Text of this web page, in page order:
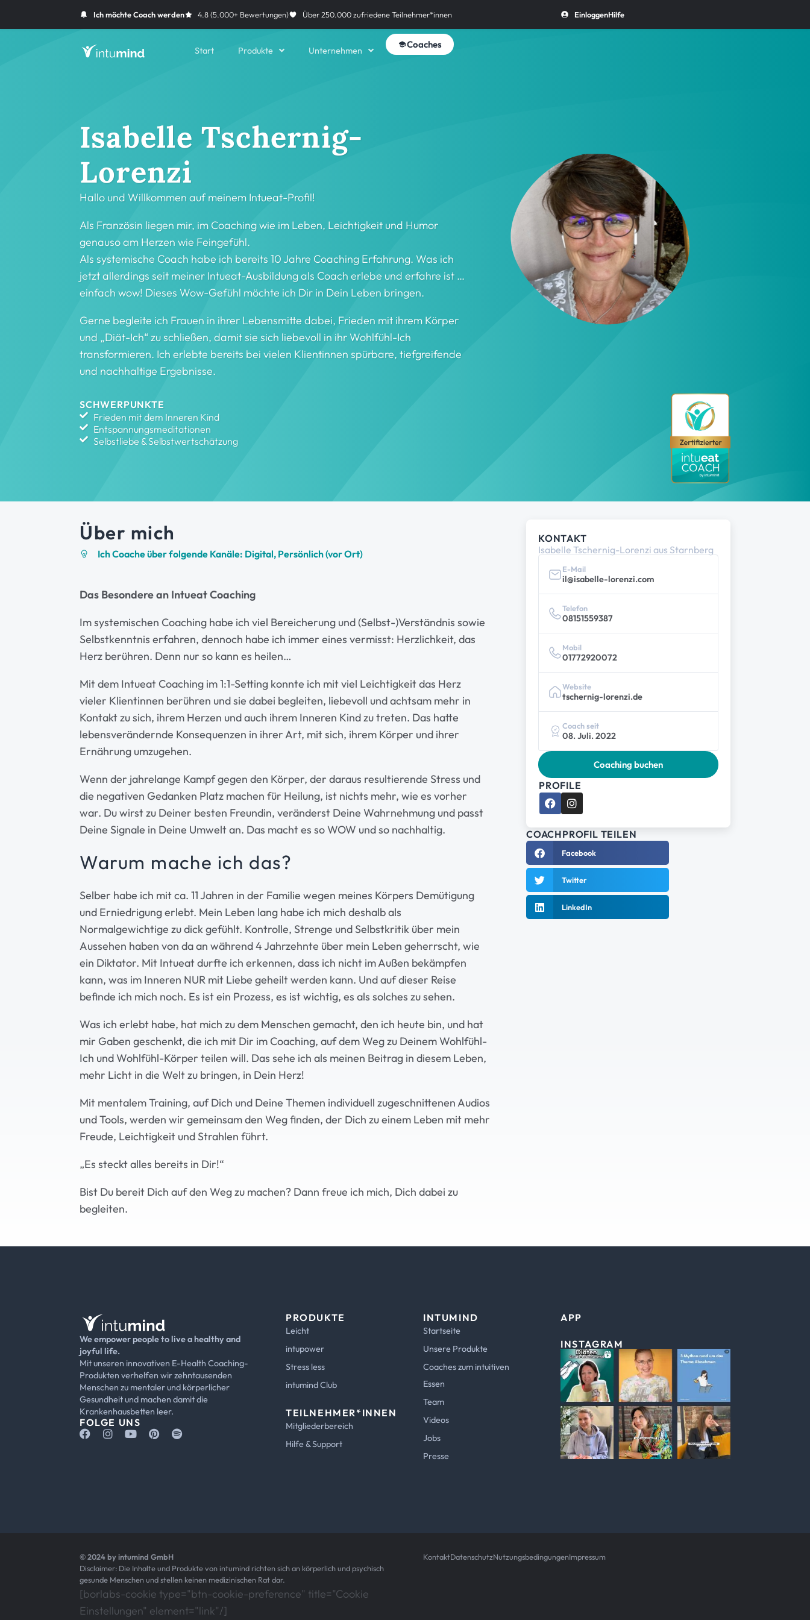
Ich möchte Coach werden 4.8 (5.000+ Bewertungen) Über 250.000 zufriedene Teilnehmer*innen EinloggenHilfe
Start Produkte Unternehmen
Coaches
Isabelle Tschernig-
Lorenzi
Hallo und Willkommen auf meinem Intueat-Profil!
Als Französin liegen mir, im Coaching wie im Leben, Leichtigkeit und Humor
genauso am Herzen wie Feingefühl.
Als systemische Coach habe ich bereits 10 Jahre Coaching Erfahrung. Was ich
jetzt allerdings seit meiner Intueat-Ausbildung als Coach erlebe und erfahre ist …
einfach wow! Dieses Wow-Gefühl möchte ich Dir in Dein Leben bringen.
Gerne begleite ich Frauen in ihrer Lebensmitte dabei, Frieden mit ihrem Körper
und „Diät-Ich“ zu schließen, damit sie sich liebevoll in ihr Wohlfühl-Ich
transformieren. Ich erlebte bereits bei vielen Klientinnen spürbare, tiefgreifende
und nachhaltige Ergebnisse.
SCHWERPUNKTE
Frieden mit dem Inneren Kind
Entspannungsmeditationen
Selbstliebe & Selbstwertschätzung
Über mich
Ich Coache über folgende Kanäle: Digital, Persönlich (vor Ort)
Das Besondere an Intueat Coaching
Im systemischen Coaching habe ich viel Bereicherung und (Selbst-)Verständnis sowie
Selbstkenntnis erfahren, dennoch habe ich immer eines vermisst: Herzlichkeit, das
Herz berühren. Denn nur so kann es heilen…
Mit dem Intueat Coaching im 1:1-Setting konnte ich mit viel Leichtigkeit das Herz
vieler Klientinnen berühren und sie dabei begleiten, liebevoll und achtsam mehr in
Kontakt zu sich, ihrem Herzen und auch ihrem Inneren Kind zu treten. Das hatte
lebensverändernde Konsequenzen in ihrer Art, mit sich, ihrem Körper und ihrer
Ernährung umzugehen.
Wenn der jahrelange Kampf gegen den Körper, der daraus resultierende Stress und
die negativen Gedanken Platz machen für Heilung, ist nichts mehr, wie es vorher
war. Du wirst zu Deiner besten Freundin, veränderst Deine Wahrnehmung und passt
Deine Signale in Deine Umwelt an. Das macht es so WOW und so nachhaltig.
Warum mache ich das?
Selber habe ich mit ca. 11 Jahren in der Familie wegen meines Körpers Demütigung
und Erniedrigung erlebt. Mein Leben lang habe ich mich deshalb als
Normalgewichtige zu dick gefühlt. Kontrolle, Strenge und Selbstkritik über mein
Aussehen haben von da an während 4 Jahrzehnte über mein Leben geherrscht, wie
ein Diktator. Mit Intueat durfte ich erkennen, dass ich nicht im Außen bekämpfen
kann, was im Inneren NUR mit Liebe geheilt werden kann. Und auf dieser Reise
befinde ich mich noch. Es ist ein Prozess, es ist wichtig, es als solches zu sehen.
Was ich erlebt habe, hat mich zu dem Menschen gemacht, den ich heute bin, und hat
mir Gaben geschenkt, die ich mit Dir im Coaching, auf dem Weg zu Deinem Wohlfühl-
Ich und Wohlfühl-Körper teilen will. Das sehe ich als meinen Beitrag in diesem Leben,
mehr Licht in die Welt zu bringen, in Dein Herz!
Mit mentalem Training, auf Dich und Deine Themen individuell zugeschnittenen Audios
und Tools, werden wir gemeinsam den Weg finden, der Dich zu einem Leben mit mehr
Freude, Leichtigkeit und Strahlen führt.
„Es steckt alles bereits in Dir!“
Bist Du bereit Dich auf den Weg zu machen? Dann freue ich mich, Dich dabei zu
begleiten.
KONTAKT
Isabelle Tschernig-Lorenzi aus Starnberg
E-Mail
il@isabelle-lorenzi.com
Telefon
08151559387
Mobil
01772920072
Website
tschernig-lorenzi.de
Coach seit
08. Juli. 2022
Coaching buchen
PROFILE
COACHPROFIL TEILEN
Facebook
Twitter
LinkedIn
We empower people to live a healthy and
joyful life.
Mit unseren innovativen E-Health Coaching-
Produkten verhelfen wir zehntausenden
Menschen zu mentaler und körperlicher
Gesundheit und machen damit die
Krankenhausbetten leer.
FOLGE UNS
PRODUKTE
Leicht
intupower
Stress less
intumind Club
TEILNEHMER*INNEN
Mitgliederbereich
Hilfe & Support
INTUMIND
Startseite
Unsere Produkte
Coaches zum intuitiven
Essen
Team
Videos
Jobs
Presse
APP
INSTAGRAM
© 2024 by intumind GmbH
Disclaimer: Die Inhalte und Produkte von intumind richten sich an körperlich und psychisch
gesunde Menschen und stellen keinen medizinischen Rat dar.
[borlabs-cookie type="btn-cookie-preference" title="Cookie
Einstellungen" element="link"/]
KontaktDatenschutzNutzungsbedingungenImpressum